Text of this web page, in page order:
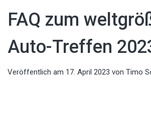
FAQ zum
Auto-Treffen
Veröffentlich am 17. April 2023 von Timo